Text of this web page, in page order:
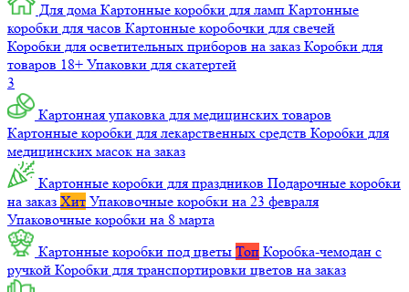
Для дома Картонные коробки для ламп Картонные
коробки для часов Картонные коробочки для свечей
Коробки для осветительных приборов на заказ Коробки для
товаров 18+ Упаковки для скатертей
3
Картонная упаковка для медицинских товаров
Картонные коробки для лекарственных средств Коробки для
медицинских масок на заказ
Картонные коробки для праздников Подарочные коробки
на заказ Хит Упаковочные коробки на 23 февраля
Упаковочные коробки на 8 марта
Картонные коробки под цветы Топ Коробка-чемодан с
ручкой Коробки для транспортировки цветов на заказ